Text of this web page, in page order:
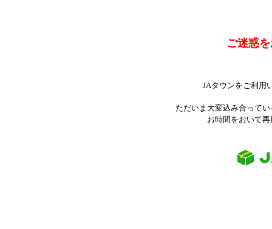
ご迷惑
JAタウンをご利用
ただいま大変込み合って
お時間をおいて